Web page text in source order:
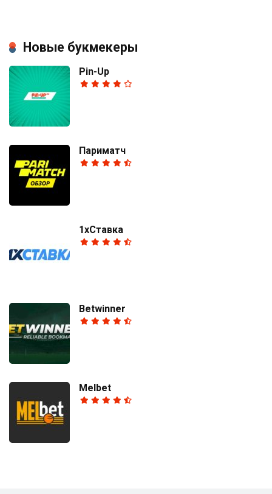
Новые букмекеры
Pin-Up
Париматч
1хСтавка
Betwinner
Melbet